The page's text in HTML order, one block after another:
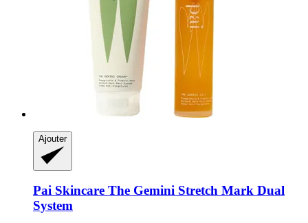
Ajouter
Pai Skincare The Gemini Stretch Mark Dual
System